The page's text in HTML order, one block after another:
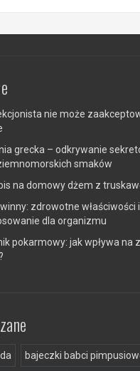
nie może
grecka – odkrywanie
smaków
na domowy dżem z
zdrowotne właściwości i
dla organizmu
pokarmowy: jak wpływa na
bajeczki babci